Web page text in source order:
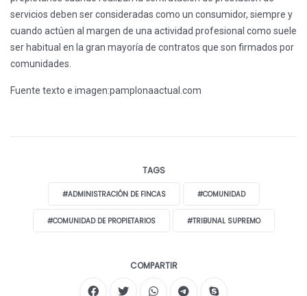
servicios deben ser consideradas como un consumidor, siempre y
cuando actúen al margen de una actividad profesional como suele
ser habitual en la gran mayoría de contratos que son firmados por
comunidades.
Fuente texto e imagen:pamplonaactual.com
TAGS
#ADMINISTRACIÓN DE FINCAS #COMUNIDAD
#COMUNIDAD DE PROPIETARIOS #TRIBUNAL SUPREMO
COMPARTIR